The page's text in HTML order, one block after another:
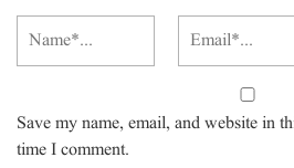
Save my name, email, and website in
time I comment.